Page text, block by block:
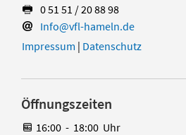
0 51 51 / 20 88 98
Info@vfl-hameln.de
Impressum | Datenschutz
Öffnungszeiten
16:00 - 18:00 Uhr